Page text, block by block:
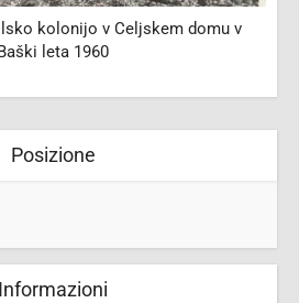
kolonijo v Celjskem domu v
leta 1960
Posizione
Informazioni